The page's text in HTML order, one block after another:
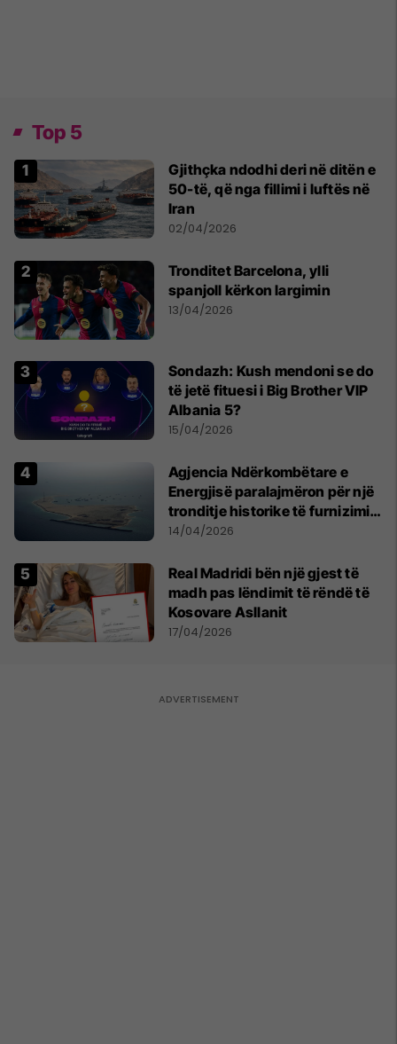
Top 5
Gjithçka ndodhi deri në ditën e
50-të, që nga fillimi i luftës në
Iran
02/04/2026
Tronditet Barcelona, ylli
spanjoll kërkon largimin
13/04/2026
Sondazh: Kush mendoni se do
të jetë fituesi i Big Brother VIP
Albania 5?
15/04/2026
Agjencia Ndërkombëtare e
Energjisë paralajmëron për një
tronditje historike të furnizimit
me naftë, ndërsa lufta me
14/04/2026
Real Madridi bën një gjest të
madh pas lëndimit të rëndë të
Kosovare Asllanit
17/04/2026